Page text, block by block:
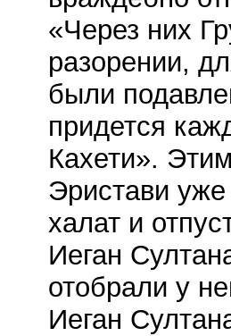
«Через них
разорении,
были
придется
Кахети».
Эристави
халат и
Иеган
отобрали у
Иеган